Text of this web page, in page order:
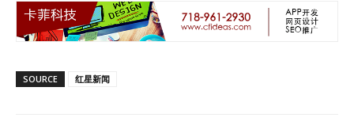
SOURCE 红星新闻